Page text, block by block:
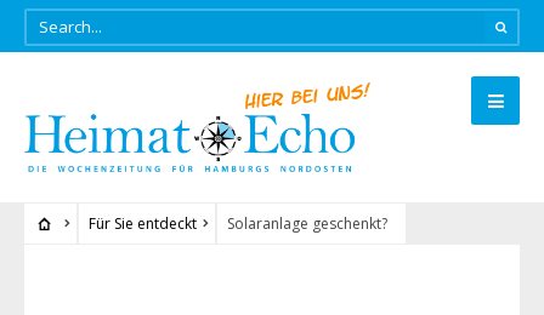
Für Sie entdeckt Solaranlage geschenkt?